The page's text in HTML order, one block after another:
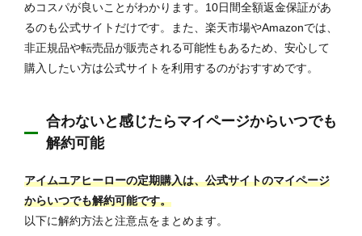
めコスパが良いことがわかります。10日間全額返金保証があ
るのも公式サイトだけです。
また、楽天市場やAmazonでは、
非正規品や転売品が販売される可能性もあるため、安心して
購入したい方は公式サイトを利用するのがおすすめです。
合わないと感じたらマイページからいつでも
解約可能
アイムユアヒーローの定期購入は、公式サイトのマイページ
からいつでも解約可能です。
以下に解約方法と注意点をまとめます。